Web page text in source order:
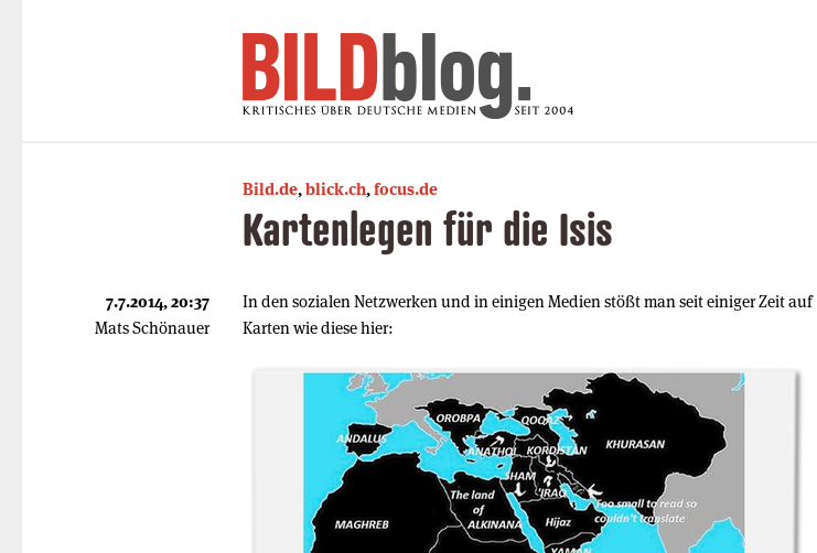
Bild.de,blick.ch,focus.de
Kartenlegen für die Isis
In den sozialen Netzwerken und in einigen Medien stößt man seit einiger Zeit auf
Karten wie diese hier:
7.7.2014, 20:37
Mats Schönauer